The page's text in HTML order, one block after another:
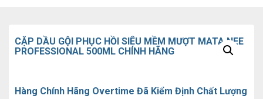
CẶP DẦU GỘI PHỤC HỒI SIÊU MỀM MƯỢT MATA NEE
PROFESSIONAL 500ML CHÍNH HÃNG
Hàng Chính Hãng Overtime Đã Kiểm Định Chất Lượng